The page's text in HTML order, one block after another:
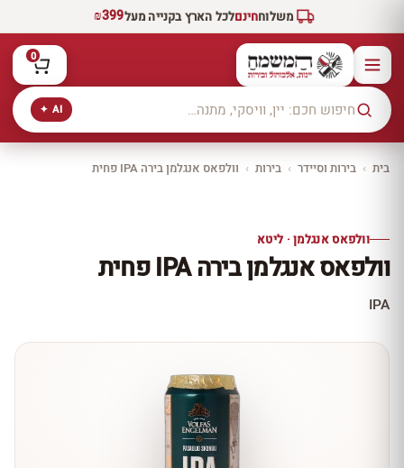
משלוחחינםלכל הארץ בקנייה מעל₪399
AI ✦
0
בית › בירות וסיידר › בירות › וולפאס אנגלמן בירה IPA פחית
10% הנחה
עכשיו ב-10% הנחה
וולפאס אנגלמן · ליטא
וולפאס אנגלמן בירה IPA פחית
IPA